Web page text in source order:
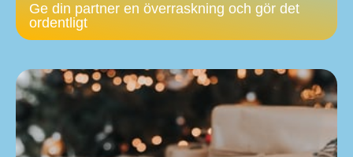
Ge din partner en överraskning och gör det
ordentligt